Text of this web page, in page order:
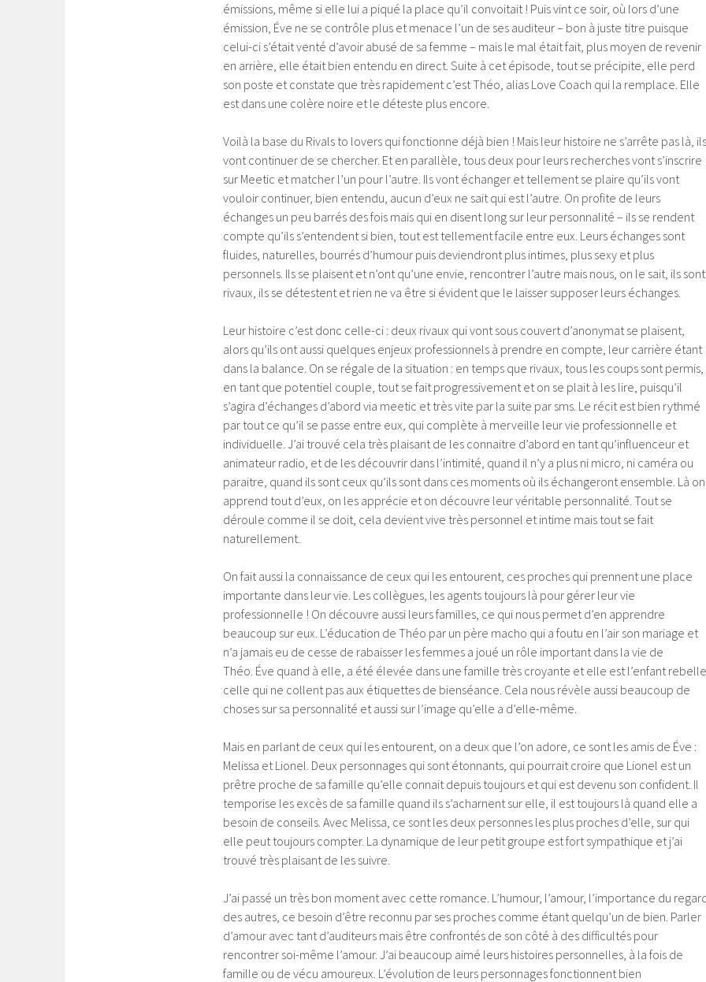
émissions, même si elle lui a piqué la place qu’il convoitait ! Puis vint ce soir, où lors d’une
émission, Éve ne se contrôle plus et menace l’un de ses auditeur – bon à juste titre puisque
celui-ci s’était venté d’avoir abusé de sa femme – mais le mal était fait, plus moyen de revenir
en arrière, elle était bien entendu en direct. Suite à cet épisode, tout se précipite, elle perd
son poste et constate que très rapidement c’est Théo, alias Love Coach qui la remplace. Elle
est dans une colère noire et le déteste plus encore.
Voilà la base du Rivals to lovers qui fonctionne déjà bien ! Mais leur histoire ne s’arrête pas là, ils
vont continuer de se chercher. Et en parallèle, tous deux pour leurs recherches vont s’inscrire
sur Meetic et matcher l’un pour l’autre. Ils vont échanger et tellement se plaire qu’ils vont
vouloir continuer, bien entendu, aucun d’eux ne sait qui est l’autre. On profite de leurs
échanges un peu barrés des fois mais qui en disent long sur leur personnalité – ils se rendent
compte qu’ils s’entendent si bien, tout est tellement facile entre eux. Leurs échanges sont
fluides, naturelles, bourrés d’humour puis deviendront plus intimes, plus sexy et plus
personnels. Ils se plaisent et n’ont qu’une envie, rencontrer l’autre mais nous, on le sait, ils sont
rivaux, ils se détestent et rien ne va être si évident que le laisser supposer leurs échanges.
Leur histoire c’est donc celle-ci : deux rivaux qui vont sous couvert d’anonymat se plaisent,
alors qu’ils ont aussi quelques enjeux professionnels à prendre en compte, leur carrière étant
dans la balance. On se régale de la situation : en temps que rivaux, tous les coups sont permis,
en tant que potentiel couple, tout se fait progressivement et on se plait à les lire, puisqu’il
s’agira d’échanges d’abord via meetic et très vite par la suite par sms. Le récit est bien rythmé
par tout ce qu’il se passe entre eux, qui complète à merveille leur vie professionnelle et
individuelle. J’ai trouvé cela très plaisant de les connaitre d’abord en tant qu’influenceur et
animateur radio, et de les découvrir dans l’intimité, quand il n’y a plus ni micro, ni caméra ou
paraitre, quand ils sont ceux qu’ils sont dans ces moments où ils échangeront ensemble. Là on
apprend tout d’eux, on les apprécie et on découvre leur véritable personnalité. Tout se
déroule comme il se doit, cela devient vive très personnel et intime mais tout se fait
naturellement.
On fait aussi la connaissance de ceux qui les entourent, ces proches qui prennent une place
importante dans leur vie. Les collègues, les agents toujours là pour gérer leur vie
professionnelle ! On découvre aussi leurs familles, ce qui nous permet d’en apprendre
beaucoup sur eux. L’éducation de Théo par un père macho qui a foutu en l’air son mariage et
n’a jamais eu de cesse de rabaisser les femmes a joué un rôle important dans la vie de
Théo. Éve quand à elle, a été élevée dans une famille très croyante et elle est l’enfant
celle qui ne collent pas aux étiquettes de bienséance. Cela nous révèle aussi beaucoup de
choses sur sa personnalité et aussi sur l’image qu’elle a d’elle-même.
Mais en parlant de ceux qui les entourent, on a deux que l’on adore, ce sont les amis de Éve :
Melissa et Lionel. Deux personnages qui sont étonnants, qui pourrait croire que Lionel est un
prêtre proche de sa famille qu’elle connait depuis toujours et qui est devenu son confident. Il
temporise les excès de sa famille quand ils s’acharnent sur elle, il est toujours là quand elle a
besoin de conseils. Avec Melissa, ce sont les deux personnes les plus proches d’elle, sur qui
elle peut toujours compter. La dynamique de leur petit groupe est fort sympathique et j’ai
trouvé très plaisant de les suivre.
J’ai passé un très bon moment avec cette romance. L’humour, l’amour, l’importance du
des autres, ce besoin d’être reconnu par ses proches comme étant quelqu’un de bien. Parler
d’amour avec tant d’auditeurs mais être confrontés de son côté à des difficultés pour
rencontrer soi-même l’amour. J’ai beaucoup aimé leurs histoires personnelles, à la fois de
famille ou de vécu amoureux. L’évolution de leurs personnages fonctionnent bien